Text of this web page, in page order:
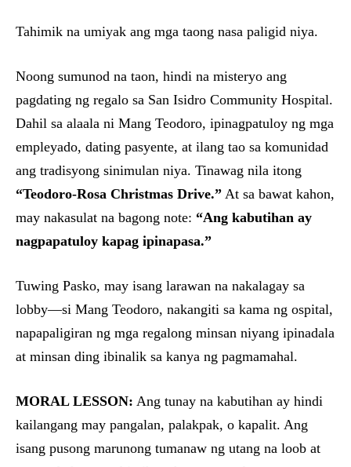
Tahimik na umiyak ang mga taong nasa paligid niya.
Noong sumunod na taon, hindi na misteryo ang
pagdating ng regalo sa San Isidro Community Hospital.
Dahil sa alaala ni Mang Teodoro, ipinagpatuloy ng mga
empleyado, dating pasyente, at ilang tao sa komunidad
ang tradisyong sinimulan niya. Tinawag nila itong
“Teodoro-Rosa Christmas Drive.” At sa bawat kahon,
may nakasulat na bagong note: “Ang kabutihan ay
nagpapatuloy kapag ipinapasa.”
Tuwing Pasko, may isang larawan na nakalagay sa
lobby—si Mang Teodoro, nakangiti sa kama ng ospital,
napapaligiran ng mga regalong minsan niyang ipinadala
at minsan ding ibinalik sa kanya ng pagmamahal.
MORAL LESSON: Ang tunay na kabutihan ay hindi
kailangang may pangalan, palakpak, o kapalit. Ang
isang pusong marunong tumanaw ng utang na loob at